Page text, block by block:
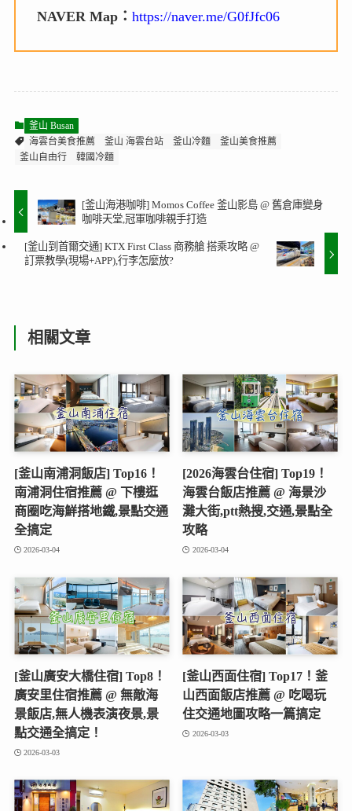
NAVER Map： https://naver.me/G0fJfc06
釜山 Busan
海雲台美食推薦
釜山 海雲台站 釜山冷麵
釜山美食推薦
釜山自由行
韓國冷麵
[釜山海港咖啡] Momos Coffee 釜山影島 @ 舊倉庫變身
咖啡天堂,冠軍咖啡親手打造
[釜山到首爾交通] KTX First Class 商務艙 搭乘攻略 @
訂票教學(現場+APP),行李怎麼放?
相關文章
[釜山南浦洞飯店] Top16！
南浦洞住宿推薦 @ 下樓逛
商圈吃海鮮搭地鐵,景點交通
全搞定
2026-03-04
[2026海雲台住宿] Top19！
海雲台飯店推薦 @ 海景沙
灘大街,ptt熱搜,交通,景點全
攻略
2026-03-04
[釜山廣安大橋住宿] Top8！
廣安里住宿推薦 @ 無敵海
景飯店,無人機表演夜景,景
點交通全搞定！
2026-03-03
[釜山西面住宿] Top17！釜
山西面飯店推薦 @ 吃喝玩
住交通地圖攻略一篇搞定
2026-03-03